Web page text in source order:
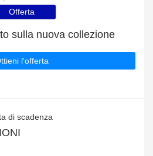
Offerta
sulla nuova collezione
l'offerta
di scadenza